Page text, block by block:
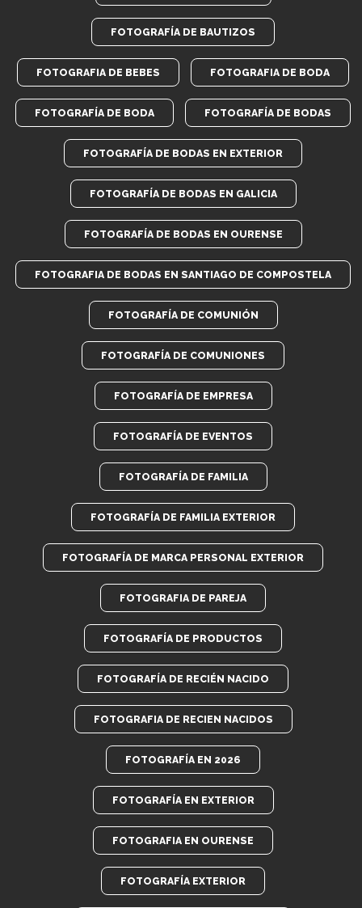
FOTOGRAFÍA DE BAUTIZOS
FOTOGRAFIA DE BEBES FOTOGRAFIA DE BODA
FOTOGRAFÍA DE BODA FOTOGRAFÍA DE BODAS
FOTOGRAFÍA DE BODAS EN EXTERIOR
FOTOGRAFÍA DE BODAS EN GALICIA
FOTOGRAFÍA DE BODAS EN OURENSE
FOTOGRAFIA DE BODAS EN SANTIAGO DE COMPOSTELA
FOTOGRAFÍA DE COMUNIÓN
FOTOGRAFÍA DE COMUNIONES
FOTOGRAFÍA DE EMPRESA
FOTOGRAFÍA DE EVENTOS
FOTOGRAFÍA DE FAMILIA
FOTOGRAFÍA DE FAMILIA EXTERIOR
FOTOGRAFÍA DE MARCA PERSONAL EXTERIOR
FOTOGRAFIA DE PAREJA
FOTOGRAFÍA DE PRODUCTOS
FOTOGRAFÍA DE RECIÉN NACIDO
FOTOGRAFIA DE RECIEN NACIDOS
FOTOGRAFÍA EN 2026
FOTOGRAFÍA EN EXTERIOR
FOTOGRAFIA EN OURENSE
FOTOGRAFÍA EXTERIOR